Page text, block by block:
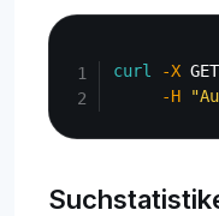
curl -X GET
-H